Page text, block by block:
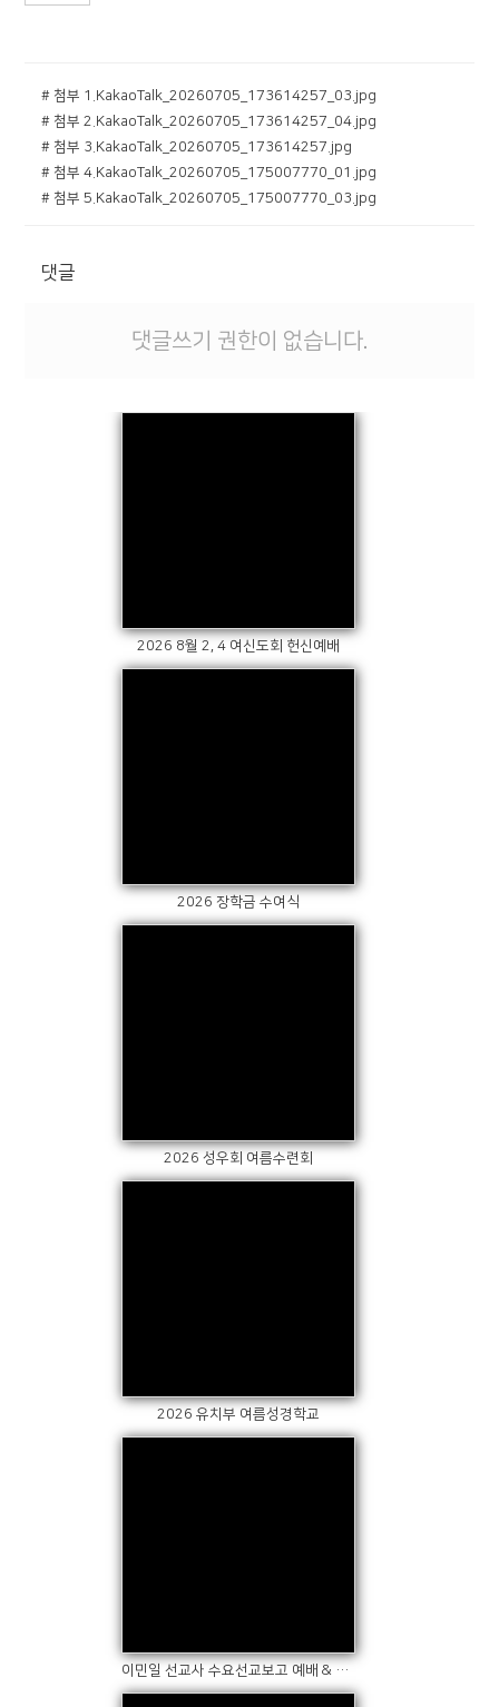
# 첨부 1.KakaoTalk_20260705_173614257_03.jpg
# 첨부 2.KakaoTalk_20260705_173614257_04.jpg
# 첨부 3.KakaoTalk_20260705_173614257.jpg
# 첨부 4.KakaoTalk_20260705_175007770_01.jpg
# 첨부 5.KakaoTalk_20260705_175007770_03.jpg
댓글
댓글쓰기 권한이 없습니다.
2026 8월 2, 4 여신도회 헌신예배
2026 장학금 수여식
2026 성우회 여름수련회
2026 유치부 여름성경학교
이민일 선교사 수요선교보고 예배 & 14구역 특송